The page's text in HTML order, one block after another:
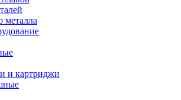
металла
и картриджи